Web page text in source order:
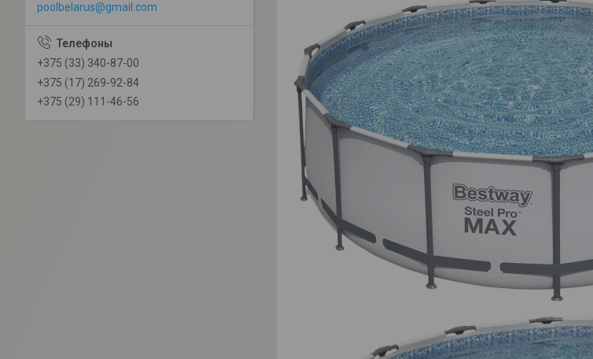
poolbelarus@gmail.com
+375 (33) 340-87-00
+375 (17) 269-92-84
+375 (29) 111-46-56